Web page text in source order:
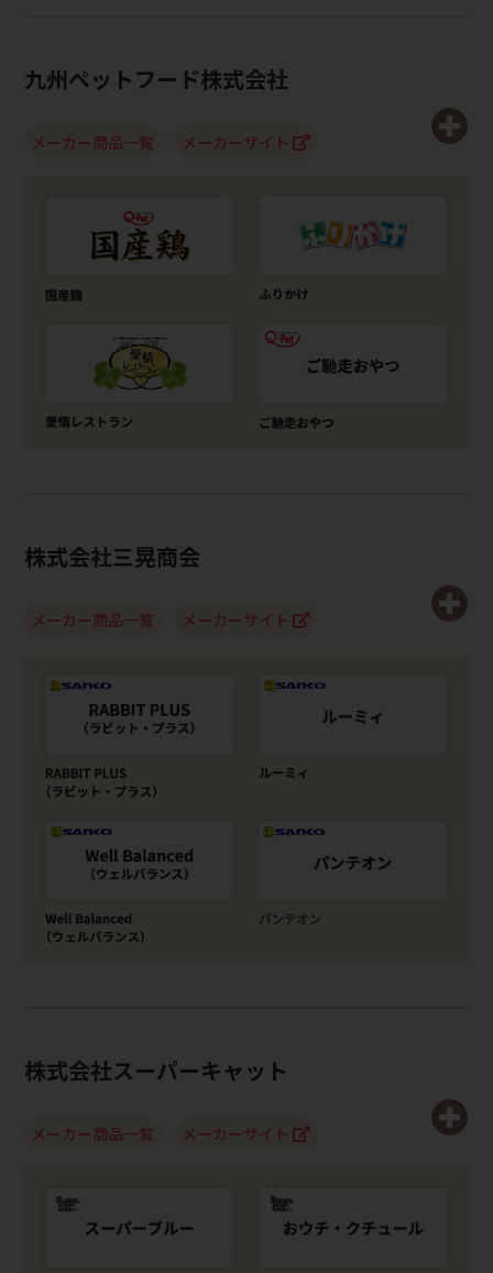
九州ペットフード株式会社
メーカー商品一覧 メーカーサイト
株式会社三晃商会
メーカー商品一覧 メーカーサイト
株式会社スーパーキャット
メーカー商品一覧 メーカーサイト